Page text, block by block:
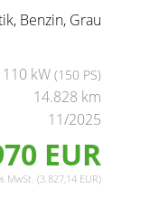
Benzin, Grau
110 kW (150 PS)
14.828 km
11/2025
EUR
MwSt. (3.827,14 EUR)